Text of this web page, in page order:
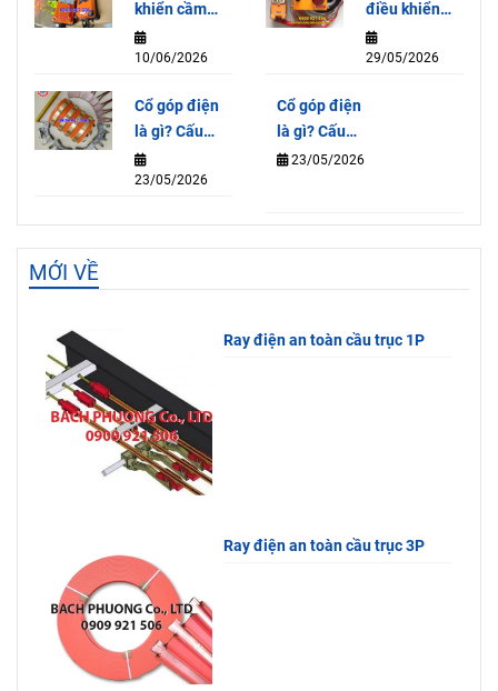
khiển cầm
tay Model
F21-E1B
10/06/2026
điều khiển
từ xa Jeico-
6KA – Giải
29/05/2026
Cổ góp điện
là gì? Cấu
tạo, nguyên
lý và tác
23/05/2026
Cổ góp điện
là gì? Cấu
tạo, nguyên
23/05/2026
MỚI VỀ
Ray điện an toàn cầu trục 1P
Ray điện an toàn cầu trục 3P